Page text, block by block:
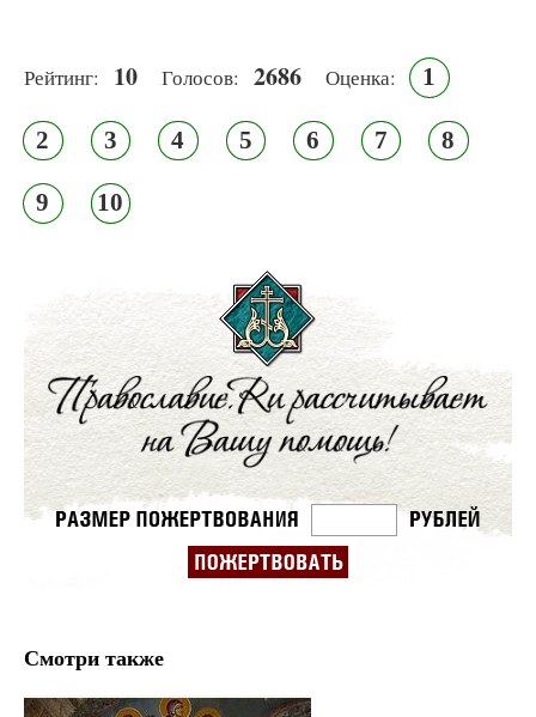
Рейтинг: 10 Голосов: 2686 Оценка: 1
2 3 4 5 6 7 8
9 10
Смотри также